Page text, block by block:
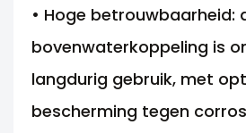
• Hoge betrouwbaarheid:
bovenwaterkoppeling is
langdurig gebruik, met
bescherming tegen